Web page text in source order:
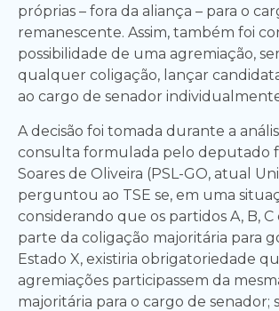
próprias – fora da aliança – para o
remanescente. Assim, também foi
possibilidade de uma agremiação,
qualquer coligação, lançar
ao cargo de senador
A decisão foi tomada durante a
consulta formulada pelo deputado
Soares de Oliveira (PSL-GO, atual
perguntou ao TSE se, em uma
considerando que os partidos A, B, C
parte da coligação majoritária para
Estado X, existiria obrigatoriedade
agremiações participassem da
majoritária para o cargo de senador;